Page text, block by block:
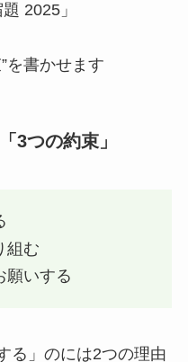
2025」
を書かせます
3つの約束」
組む
願いする
る」のには2つの理由